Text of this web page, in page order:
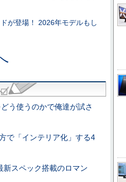
が登場！ 2026年モデルもし
う使うのかで俺達が試さ
で「インテリア化」する4
スペック搭載のロマン